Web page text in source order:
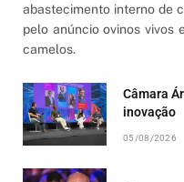
abastecimento interno de
pelo anúncio ovinos vivos
camelos.
Câmara
inovação
05/08/2026